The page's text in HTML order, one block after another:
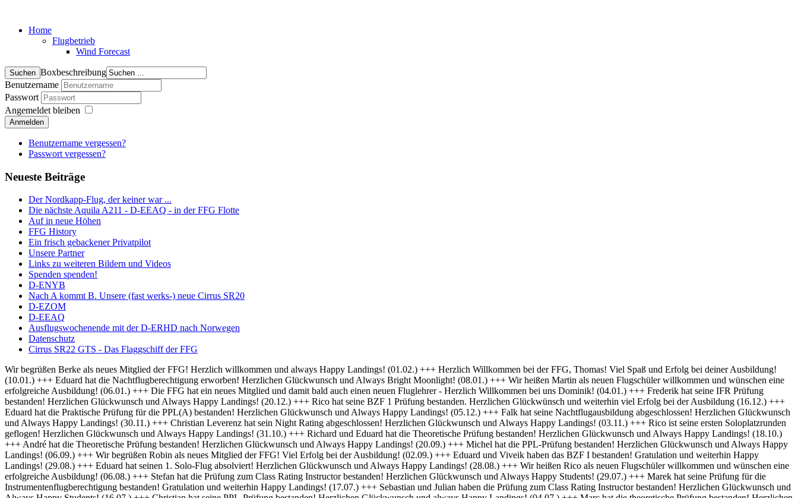
Home
Flugbetrieb
Wind Forecast
Boxbeschreibung
Benutzername
Passwort
Angemeldet bleiben
Anmelden
Benutzername vergessen?
Passwort vergessen?
Neueste Beiträge
Der Nordkapp-Flug, der keiner war ...
Die nächste Aquila A211 - D-EEAQ - in der FFG Flotte
Auf in neue Höhen
FFG History
Ein frisch gebackener Privatpilot
Unsere Partner
Links zu weiteren Bildern und Videos
Spenden spenden!
D-ENYB
Nach A kommt B. Unsere (fast werks-) neue Cirrus SR20
D-EZOM
D-EEAQ
Ausflugswochenende mit der D-ERHD nach Norwegen
Datenschutz
Cirrus SR22 GTS - Das Flaggschiff der FFG
Wir begrüßen Berke als neues Mitglied der FFG! Herzlich willkommen und always Happy Landings! (01.02.) +++ Herzlich Willkommen bei der FFG, Thomas! Viel Spaß und Erfolg bei deiner Ausbildung! (10.01.) +++ Eduard hat die Nachtflugberechtigung erworben! Herzlichen Glückwunsch und Always Bright Moonlight! (08.01.) +++ Wir heißen Martin als neuen Flugschüler willkommen und wünschen eine erfolgreiche Ausbildung! (06.01.) +++ Die FFG hat ein neues Mitglied und damit bald auch einen neuen Fluglehrer - Herzlich Willkommen bei uns Dominik! (04.01.) +++ Frederik hat seine IFR Prüfung bestanden! Herzlichen Glückwunsch und Always Happy Landings! (20.12.) +++ Rico hat seine BZF 1 Prüfung bestanden. Herzlichen Glückwünsch und weiterhin viel Erfolg bei der Ausbildung (16.12.) +++ Eduard hat die Praktische Prüfung für die PPL(A) bestanden! Herzlichen Glückwunsch und Always Happy Landings! (05.12.) +++ Falk hat seine Nachtflugausbildung abgeschlossen! Herzlichen Glückwunsch und Always Happy Landings! (30.11.) +++ Christian Leverenz hat sein Night Rating abgeschlossen! Herzlichen Glückwunsch und Always Happy Landings! (03.11.) +++ Rico ist seine ersten Soloplatzrunden geflogen! Herzlichen Glückwunsch und Always Happy Landings! (31.10.) +++ Richard und Eduard hat die Theoretische Prüfung bestanden! Herzlichen Glückwunsch und Always Happy Landings! (18.10.) +++ André hat die Theoretische Prüfung bestanden! Herzlichen Glückwunsch und Always Happy Landings! (20.09.) +++ Michel hat die PPL-Prüfung bestanden! Herzlichen Glückwunsch und Always Happy Landings! (06.09.) +++ Wir begrüßen Robin als neues Mitglied der FFG! Viel Erfolg bei der Ausbildung! (02.09.) +++ Eduard und Viveik haben das BZF I bestanden! Gratulation und weiterhin Happy Landings! (29.08.) +++ Eduard hat seinen 1. Solo-Flug absolviert! Herzlichen Glückwunsch und Always Happy Landings! (28.08.) +++ Wir heißen Rico als neuen Flugschüler willkommen und wünschen eine erfolgreiche Ausbildung! (06.08.) +++ Stefan hat die Prüfung zum Class Rating Instructor bestanden! Herzlichen Glückwunsch und Always Happy Students! (29.07.) +++ Marek hat seine Prüfung für die Instrumentenflugberechtigung bestanden! Gratulation und weiterhin Happy Landings! (17.07.) +++ Sebastian und Julian haben die Prüfung zum Class Rating Instructor bestanden! Herzlichen Glückwunsch und Always Happy Students! (16.07.) +++ Christian hat seine PPL-Prüfung bestanden! Herzlichen Glückwunsch und always Happy Landings! (04.07.) +++ Marc hat die theoretische Prüfung bestanden! Herzlichen Glückwunsch und weiterhin Happy Landings! (27.06.) +++ Clemens hat seine praktische PPL-Prüfung bestanden! Herzlichen Glückwunsch und always Happy Landings! (12.06.) +++ Wir begrüßen Hanna als neues Mitglied der FFG! Viel Spass und always Happy Landings! (03.06.) +++ Herzlich Willkommen bei der FFG, Christian! Viel Spaß und Erfolg bei deiner Ausbildung (26.05.) +++ Richard hat seinen 1. Solo-Flug absolviert. Herzlichen Glückwunsch und Always Happy Landings! (21.05.) +++ Die FFG hat ein neues Vereinsmitglied. Herzlich Willkommen, Christian, und viele schöne Flüge. (14.05.) +++ Hendrik hat die LAPL-Prüfung bestanden! Herzlichen Glückwunsch und Always Happy Landings! (12.04.) +++ Wir begrüßen Malte als neues Mitglied der FFG! Viel Spass und always Happy Landings! (01.04.) +++ Herzlich Willkommen bei der FFG, Tim-Oliver! Viel Spaß und Erfolg bei deiner Ausbildung! (01.04.) +++ Felix und Norman haben die Nachtflugberechtigung erworben! Herzlichen Glückwunsch und Always Bright Moonlight! (18.03.) +++ Daniel hat die Nachtflugberechtigung erworben! Herzlichen Glückwunsch und Always Bright Moonlight! (29.02.) +++ Stefan hat seine praktische PPL-Prüfung bestanden! Gratulation und weiterhin Happy Landings! (16.02.) +++ Max hat seine Nachtflugqualifikation erhalten. Herzlichen Glückwünsch und Always happy landings! (28.01.) +++ >>> Bristell D-ENYY eingetroffen <<< Herzlich Willkommen bei der FFG, Eduard! Viel Spaß und Erfolg bei deiner Ausbildung! (15.01.) +++ Die FFG hat zwei neue Mitglieder und Flugschüler. Herzlich willkommen an Viveik und Tim und viel Spaß bei der Ausbildung (01.12.) +++ Clemens hat die Theoretische Prüfung bestanden! Herzlichen Glückwunsch und weiterhin viel Erfolg bei Deiner Ausbildung (16.11.) +++ André hat seinen ersten Alleinflug absolviert! Herzlichen Glückwunsch und weiterhin viel Erfolg bei Deiner Ausbildung (15.09.) +++ Daniel hat seine PPL-Prüfung bestanden! Herzlichen Glückwunsch und weiterhin Happy Landings! (11.09.) +++ Clemens ist seine ersten Solo Platzrunden geflogen. Herzlichen Glückwunsch und weiterhin viel Erfolg bei Deiner Ausbildung (09.09.) +++ Stefan hat seine Instrumentenflugberechtigung erworben! Herzlichen Glückwunsch und Always Happy Landings! (06.09.) +++ Wir gratulieren Marc zum ersten Soloflug! Herzlichen Glückwunsch und weiterhin viel Erfolg bei Deiner Ausbildung (24.08.) +++ Vincent hat seine theoretische Prüfung bestanden! Herzlichen Glückwunsch und weiterhin viel Erfolg bei Deiner Ausbildung (10.08.) +++ Stefan hat seine Theorieprüfung bestanden! Herzlichen Glückwunsch und weiterhin viel Erfolg bei Deiner Ausbildung (27.07.) +++ Julian hat die IR-Prüfung bestanden! Herzlichen Glückwunsch und Always Happy Landings. (25.07.) +++ Oliver hat die Praktische Prüfung bestanden! Herzlichen Glückwunsch und Always Happy Landings. (12.06.) +++ Und eine PPL mehr.... Glückwunsch Luis zur Lizenz. (27.04.) +++ Michel und Clemens haben heute die Theoretische Prüfung bestanden! Glückwunsch euch beiden und viel Erfolg bei der Praxis. (06.04.) +++ Daniel hat seine LAPL-Prüfung bestanden! Herzlichen Glückwunsch und Always Happy Landings. (29.03.) +++ Glückwunsch zum ersten Solo, Stefan! Ein denkwürdiger Tag im Leben eines jeden Piloten. (17.03.) +++ Die FFG hat ein neues Mitglied und erfahrenen Piloten bekommen! Willkommen Hermann und viel Spaß in der FFG. (01.03.) +++ Daniel hat heute die Theoretische Prüfung bestanden! Gratulation und weiterhin viel Erfolg bei der Praxis. (22.02.) +++ Luis hat die Theoretische Prüfung bestanden! Herzlichen Glückwunsch und viel Erfolg bei der Praxis. (09.02.) +++ Tibor hat seine Instrumentenflugberechtigung erhalten! Herzlichen Glückwunsch und Always Happy Landings. (06.02.) +++ Alexander hat die Theoretische Prüfung bestanden! Herzlichen Glückwunsch und viel Erfolg bei der Praxis. (21.01.) +++ Seit heute haben wir 5 neue BZF Besitzer. Glückwunsch Clemens E, Clemens H, Richard, Robert und Stefan. Super gemacht, weiter so. (19.01.) +++ André startet seine PPL(a) Ausbildung zum 1.1. - viel Erfolg dabei. (17.12.) +++ Die FFG begrüßt herzlich Axel als neues Vollmitglied. (16.12. ) +++ Und wieder einer ohne Lehrer unterwegs- Gratulation Daniel ! (26.10.) +++ Norman hat heute seine Praktische Prüfung bestanden. Herzlichen Glückwunsch und Always Happy Landings (28.10) +++ Glückwunsch Karsten! Die Schülerakte wurde soeben geschlossen :-) Always happy Landings (12.9.) +++ Hendrik ist heute seine ersten Solo-Platzrunden geflogen. Herzlichen Glückwünsch und always happy landings (3.9.) +++ Wir begrüßen Richard als neues Mitglied der FFG und wünschen eine erfolgreiche Ausbildung! (1.9.) +++ Norman hat die Theoretische Prüfung bestanden. Herzlichen Glückwunsch (31.8.) +++ Vincent hat seinen ersten Alleinflug absolviert! Herzlichen Glückwunsch und weiterhin Happy Landings! (26.08.) +++ Wir heißen Clemens E. und Clemens H. als neue Flugschüler willkommen und wünschen eine erfolgreiche Ausbildung! (26.08.) +++ Herzlichen Glückwünsch zum ersten Solo, Luis und always happy landings! (22.08.) +++ Die FFG hat ein neues Vereinsmitglied und einen weiteren Flugschüler. Herzlich Willkommen, Stefan ! (7.8.) +++ Vom „Fußgänger“ zum Luftfahrzeugführer! Lieber Carsten, herzlichen Glückwunsch zur bestandenen PPL-Prüfung! (19.7.) +++ Simon hat seine Praktische Prüfung bestanden! (12.07.) Herzlichen Glückwunsch und Always Happy Landings +++ Wir begrüßen Stefan S. als neues Mitglied der FFG! - Herzlichen Glückwunsch & Always Happy Landings! (06.07.) +++ (Falscheintrag ?? hr) Die FFG hat ein neues Vereinsmitglied und die Flugschule einen neuen Schüler: Herzlich Willkommen, Robert, und viel Spaß und Erfolg bei deiner Ausbildung. (2.7.) +++ Patrik hat heute sein erstes Solo geflogen - Herzlichen Glückwunsch & Always Happy Landings! (30.6.) +++ Herzlichen Glückwunsch Thiago zur erfolgreichen Prüfung (15.06.) & Always Happy Landings +++ Herzlichen Glückwunsch zu bestandenen PPL(A) Prüfung, Fabian - always happy landings ! (19.5.) +++ Stefan hat die Prüfung für die Instrumentenflugberechtigung bestanden! Gratulation und weiterhin Happy Landings! . (04.05.) +++ Herzlich Willkommen bei der FFG, Eike, und viel Spaß und Erfolg bei deiner Ausbildung. (22.04.) +++ Wir heißen Daniel H. als neuen Flugschüler willkommen und wünschen eine erfolgreiche Ausbildung! (01.04.) +++ Gratulation auch an Daniel P., der heute (31.03.) seinen ersten Alleinflug absolviert hat! Herzlichen Glückwunsch und weiterhin Happy Landings! +++ Norman hat am 15.03. seinen ersten Alleinflug absolviert! Herzlichen Glückwunsch und weiterhin Happy Landings! +++ Daniel hat heute (9.3.) seine Theoretische Prüfung bestanden! Herzlichen Glückwunsch und viel Spaß bei den nächsten Ausbildungsschritten +++ Marek hat heute (1.3.) seine Praktische Prüfung bestanden -Herzlichen Glückwunsch und Always Happy Landings +++ Herzlich Willkommen, Luis. Viel Spaß und Erfolg bei deiner Ausbildung. +++ Herzlich Willkommen, Maximilian. Viel Spaß und Erfolg bei deiner Ausbildung. +++ Simon hat heute (9.2.) seine Theoretische Prüfung bestanden - Herzlichen Glückwunsch +++ Paul hat heute (22. Nov) seine PPL-Prüfung bestanden! Herzlichen Glückwunsch und Always Happy Landings! +++ Willkommen bei der FFG, Vincent. Viel Spaß und Erfolg bei deiner Ausbildung! +++ Willkommen bei der FFG, Doris. Viel Spaß und Erfolg bei deiner Ausbildung! +++ Holger hat seine PPL-Prüfung bestanden! Gratulation und weiterhin Happy Landings! +++ Micha hat seine PPL